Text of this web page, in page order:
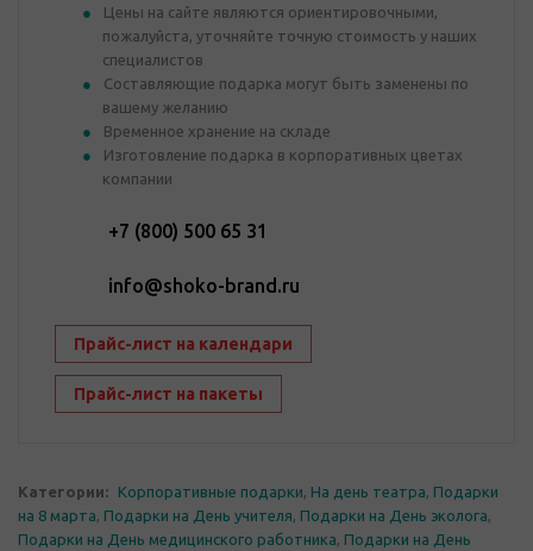
Цены на сайте являются ориентировочными,
пожалуйста, уточняйте точную стоимость у наших
специалистов
Составляющие подарка могут быть заменены по
вашему желанию
Временное хранение на складе
Изготовление подарка в корпоративных цветах
компании
+7 (800) 500 65 31
info@shoko-brand.ru
Прайс-лист на календари
Прайс-лист на пакеты
Категории: Корпоративные подарки, На день театра, Подарки
на 8 марта, Подарки на День учителя, Подарки на День эколога,
Подарки на День медицинского работника, Подарки на День